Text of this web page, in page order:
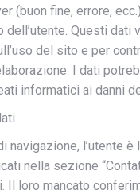
(buon fine, errore,
dell’utente. Questi
del sito e per
I dati
informatici ai danni
navigazione, l’utente
nella sezione
Il loro mancato